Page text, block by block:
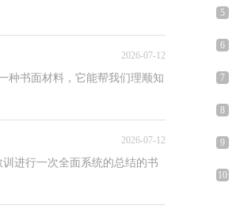
2026-07-12
种书面材料，它能帮我们理顺知
2026-07-12
进行一次全面系统的总结的书
5
6
7
8
9
10